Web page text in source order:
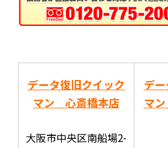
データ復旧クイック
マン 心斎橋本店
大阪市中央区南船場2-
デ
マ